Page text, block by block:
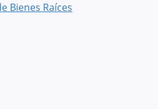
Bienes Raíces